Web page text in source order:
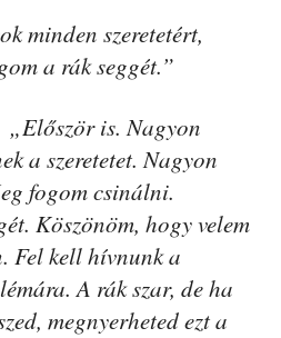
minden szeretetért,
a rák seggét.”
„Először is. Nagyon
a szeretetet. Nagyon
fogom csinálni.
Köszönöm, hogy velem
Fel kell hívnunk a
A rák szar, de ha
megnyerheted ezt a